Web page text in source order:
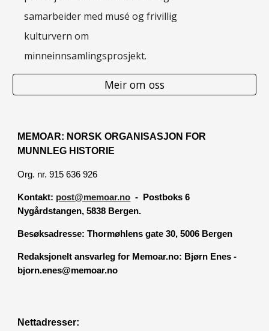
samarbeider med musé og frivillig
kulturvern om
minneinnsamlingsprosjekt.
Meir om oss
MEMOAR: NORSK ORGANISASJON FOR
MUNNLEG HISTORIE
Org. nr. 915 636 926
Kontakt: post@memoar.no - Postboks 6
Nygårdstangen, 5838 Bergen.
Besøksadresse:Thormøhlens gate 30, 5006 Bergen
Redaksjonelt ansvarleg for Memoar.no: Bjørn Enes -
bjorn.enes@memoar.no
Nettadresser: